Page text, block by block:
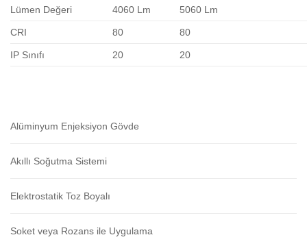
Lümen Değeri 4060 Lm 5060 Lm
CRI 80 80
IP Sınıfı 20 20
Alüminyum Enjeksiyon Gövde
Akıllı Soğutma Sistemi
Elektrostatik Toz Boyalı
Soket veya Rozans ile Uygulama